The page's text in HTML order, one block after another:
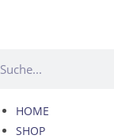
HOME
SHOP